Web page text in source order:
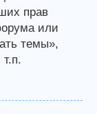
прав
или
темы»,